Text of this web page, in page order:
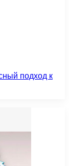
подход к